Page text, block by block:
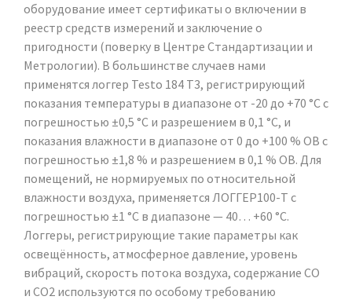
оборудование имеет сертификаты о включении в
реестр средств измерений и заключение о
пригодности (поверку в Центре Стандартизации и
Метрологии). В большинстве случаев нами
применятся логгер Testo 184 T3, регистрирующий
показания температуры в диапазоне от -20 до +70 °C с
погрешностью ±0,5 °C и разрешением в 0,1 °C, и
показания влажности в диапазоне от 0 до +100 % ОВ с
погрешностью ±1,8 % и разрешением в 0,1 % ОВ. Для
помещений, не нормируемых по относительной
влажности воздуха, применяется ЛОГГЕР100-Т с
погрешностью ±1 °C в диапазоне — 40… +60 °C.
Логгеры, регистрирующие такие параметры как
освещённость, атмосферное давление, уровень
вибраций, скорость потока воздуха, содержание CO
и CO2 используются по особому требованию